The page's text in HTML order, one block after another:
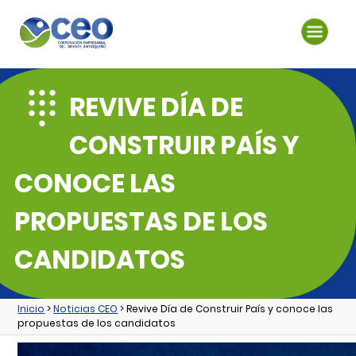
REVIVE DÍA DE
CONSTRUIR PAÍS Y
CONOCE LAS
PROPUESTAS DE LOS
CANDIDATOS
Inicio >Noticias CEO > Revive Día de Construir País y conoce las
propuestas de los candidatos